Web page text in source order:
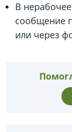
В
сообщение
или через